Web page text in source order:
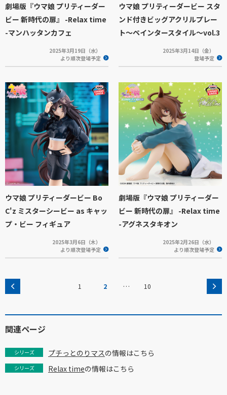
劇場版『ウマ娘 プリティーダー
ビー 新時代の扉』 -Relax time
-マンハッタンカフェ
2025年3月19日（水）
より順次登場予定
ウマ娘 プリティーダービー スタ
ンド付きビッグアクリルプレー
ト～ペインタースタイル～vol.3
2025年3月14日（金）
登場予定
ウマ娘 プリティーダービー Bo
C'z ミスターシービー as キャッ
プ・ビー フィギュア
2025年3月6日（木）
より順次登場予定
劇場版『ウマ娘 プリティーダー
ビー 新時代の扉』 -Relax time
-アグネスタキオン
2025年2月26日（水）
より順次登場予定
1 2 … 10
関連ページ
シリーズ プチっとのりマスの情報はこちら
シリーズ Relax timeの情報はこちら